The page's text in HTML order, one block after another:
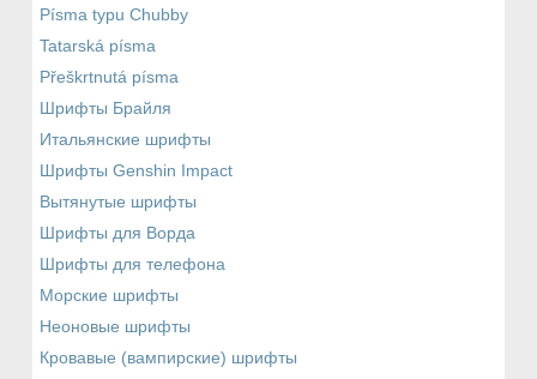
Písma typu Chubby
Tatarská písma
Přeškrtnutá písma
Шрифты Брайля
Итальянские шрифты
Шрифты Genshin Impact
Вытянутые шрифты
Шрифты для Ворда
Шрифты для телефона
Морские шрифты
Неоновые шрифты
Кровавые (вампирские) шрифты